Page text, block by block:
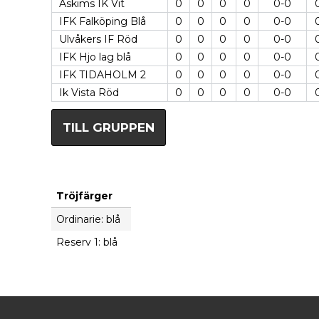
Askims IK Vit
0 0 0 0 0-0
IFK Falköping Blå
0 0 0 0 0-0
Ulvåkers IF Röd
0 0 0 0 0-0
IFK Hjo lag blå
0 0 0 0 0-0
IFK TIDAHOLM 2
0 0 0 0 0-0
Ik Vista Röd
0 0 0 0 0-0
TILL GRUPPEN
Tröjfärger
Ordinarie: blå
Reserv 1: blå